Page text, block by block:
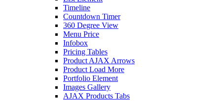
Timeline
Countdown Timer
360 Degree View
Menu Price
Infobox
Pricing Tables
Product AJAX Arrows
Product Load More
Portfolio Element
Images Gallery
AJAX Products Tabs